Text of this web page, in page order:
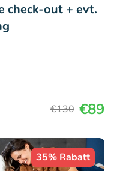
check-out + evt.
€130 €89
35% Rabatt